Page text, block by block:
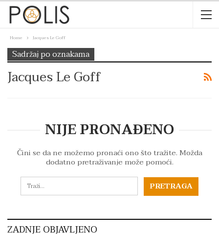
Home Jacques Le Goff
Sadržaj po oznakama
Jacques Le Goff
NIJE PRONAĐENO
Čini se da ne možemo pronaći ono što tražite. Možda
dodatno pretraživanje može pomoći.
ZADNJE OBJAVLJENO